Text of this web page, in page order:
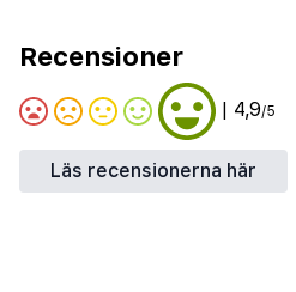
Recensioner
| 4,9/5
Läs recensionerna här